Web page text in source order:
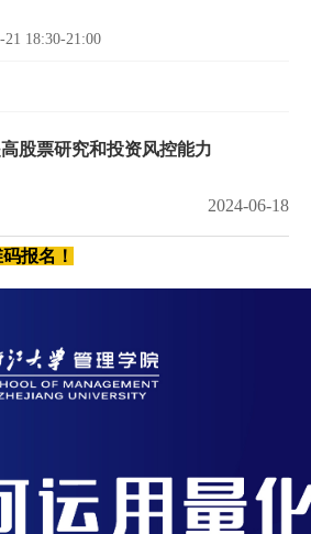
18:30-21:00
股票研究和投资风控能力
2024-06-18
报名！